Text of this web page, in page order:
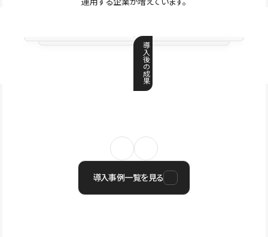
導
入
後
の
成
果
導入事例一覧を見る